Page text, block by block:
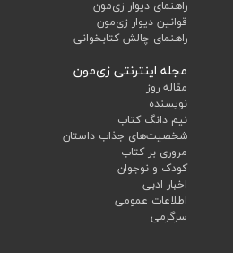
راهنمای دیوار زی‌مون
قوانین دیوار زی‌مون
راهنمای چالش کتابخوانی
مجله اینترنتی زی‌مون
مقاله روز
نویسنده
نیم دانگ کتاب
شخصیت‌های جذاب داستان
مروری بر کتاب
کودک و نوجوان
اخبار ادبی
اطلاعات عمومی
سرگرمی